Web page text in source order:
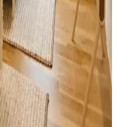
korumak için yatak kenarına
halılar koymak,
ürünler kullanmak önemlidir.
Tasarımında Konfor ve
aydınlatma, mobilya,
konfor ve fonksiyonelliği artırır.
önemlidir.